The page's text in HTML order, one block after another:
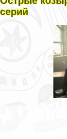
серий